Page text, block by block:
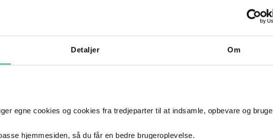
Detaljer Om
egne cookies og cookies fra tredjeparter til at indsamle, opbevare og bruge
hjemmesiden, så du får en bedre brugeroplevelse.
af direktiver samt administration af forordninger,